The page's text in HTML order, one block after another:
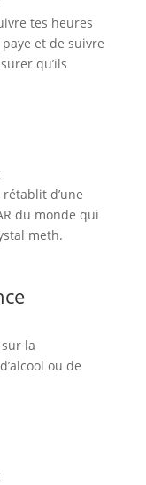
tes heures
et de suivre
qu’ils
d’une
du monde qui
meth.
la
ou de